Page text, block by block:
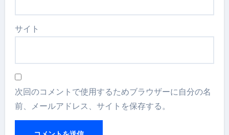
サイト
次回のコメントで使用するためブラウザーに自分の名
前、メールアドレス、サイトを保存する。